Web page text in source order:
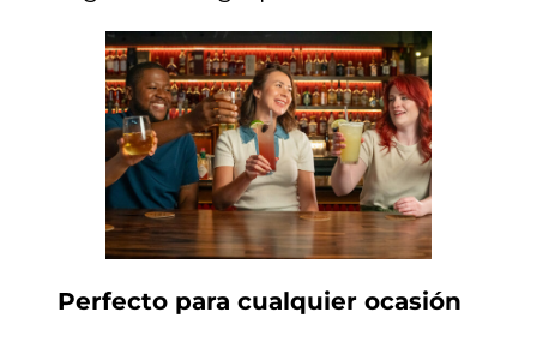
Perfecto para cualquier ocasión